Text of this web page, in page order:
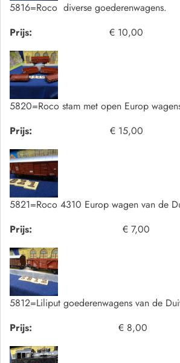
5816=Roco diverse goederenwagens.
Prijs:
€ 10,00
5820=Roco stam met open Europ
Prijs:
€ 15,00
5821=Roco 4310 Europ wagen van de
Prijs:
€ 7,00
5812=Liliput goederenwagens van de
Prijs:
€ 8,00